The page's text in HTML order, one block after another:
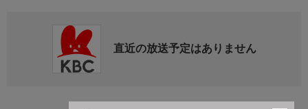
直近の放送予定はありません